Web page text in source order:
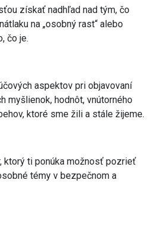
získať nadhľad nad tým, čo
na „osobný rast“ alebo
čo je.
aspektov pri objavovaní
myšlienok, hodnôt, vnútorného
ktoré sme žili a stále žijeme.
ktorý ti ponúka možnosť pozrieť
témy v bezpečnom a